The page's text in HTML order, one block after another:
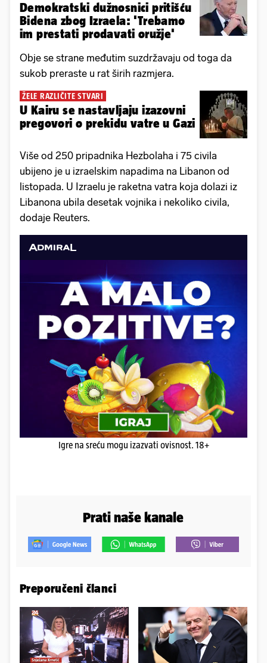
Demokratski dužnosnici pritišću
Bidena zbog Izraela: 'Trebamo
im prestati prodavati oružje'
Obje se strane međutim suzdržavaju od toga da
sukob preraste u rat širih razmjera.
ŽELE RAZLIČITE STVARI
U Kairu se nastavljaju izazovni
pregovori o prekidu vatre u Gazi
Više od 250 pripadnika Hezbolaha i 75 civila
ubijeno je u izraelskim napadima na Libanon od
listopada. U Izraelu je raketna vatra koja dolazi iz
Libanona ubila desetak vojnika i nekoliko civila,
dodaje Reuters.
Igre na sreću mogu izazvati ovisnost. 18+
Prati naše kanale
Preporučeni članci